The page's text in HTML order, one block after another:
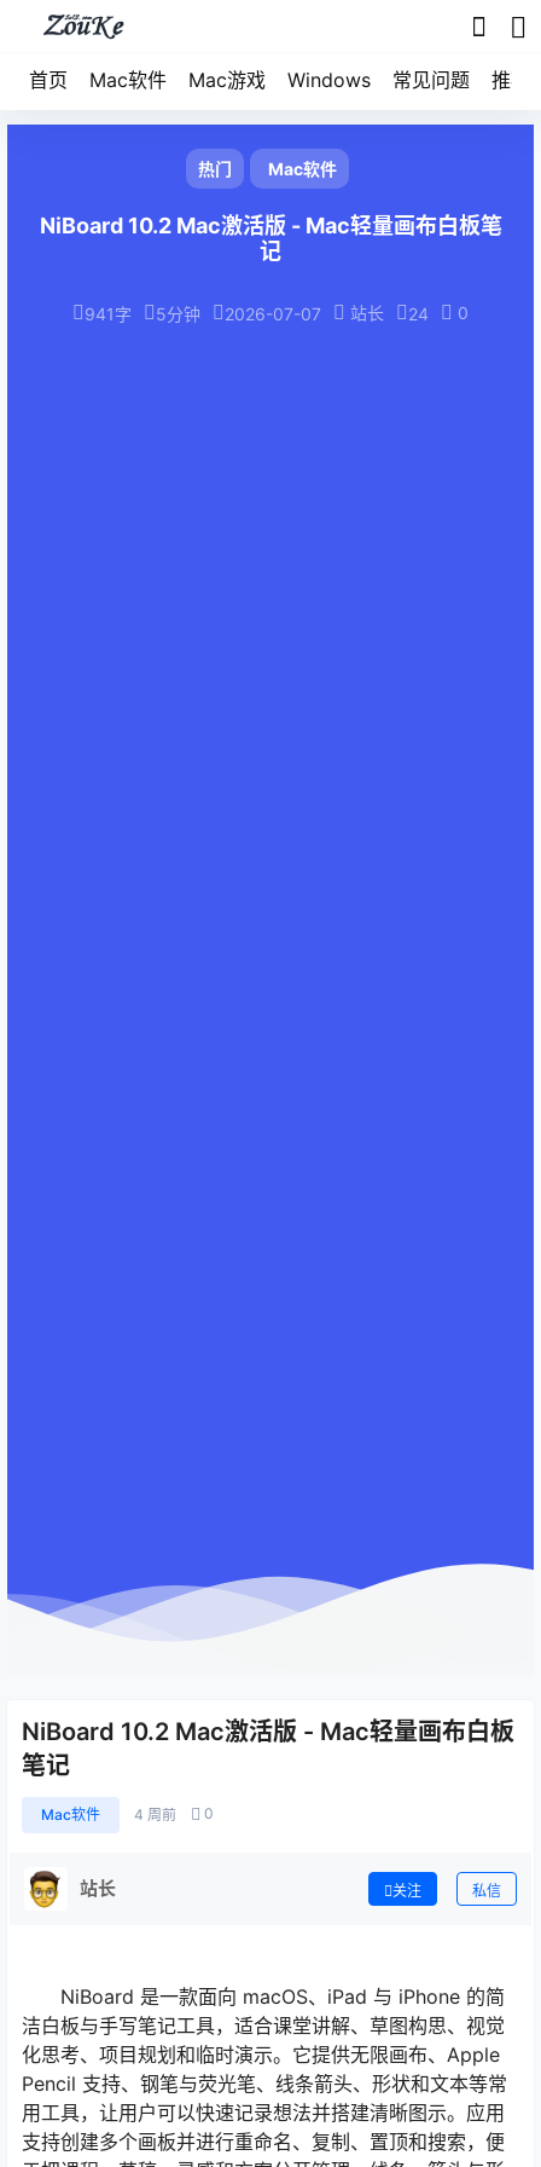
首页 Mac软件 Mac游戏 Windows 常见问题 推荐
热门 Mac软件
NiBoard 10.2 Mac激活版 - Mac轻量画布白板笔
记
941字 5分钟 2026-07-07 站长 24 0
NiBoard 10.2 Mac激活版 - Mac轻量画布白板
笔记
Mac软件 4 周前 0
站长 关注 私信
NiBoard 是一款面向 macOS、iPad 与 iPhone 的简
洁白板与手写笔记工具，适合课堂讲解、草图构思、视觉
化思考、项目规划和临时演示。它提供无限画布、Apple
Pencil 支持、钢笔与荧光笔、线条箭头、形状和文本等常
用工具，让用户可以快速记录想法并搭建清晰图示。应用
支持创建多个画板并进行重命名、复制、置顶和搜索，便